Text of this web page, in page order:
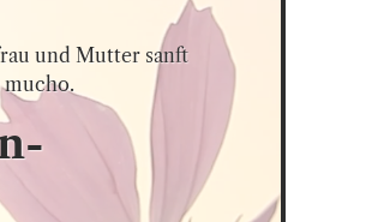
und Mutter sanft
mucho.